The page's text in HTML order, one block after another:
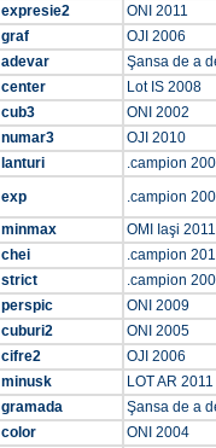
expresie2
ONI 2011
graf
OJI 2006
adevar
Şansa de a
center
Lot IS 2008
cub3
ONI 2002
numar3
OJI 2010
lanturi
.campion
exp
.campion
minmax
OMI Iaşi 2011
chei
.campion
strict
.campion
perspic
ONI 2009
cuburi2
ONI 2005
cifre2
OJI 2006
minusk
LOT AR 2011
gramada
Şansa de a
color
ONI 2004